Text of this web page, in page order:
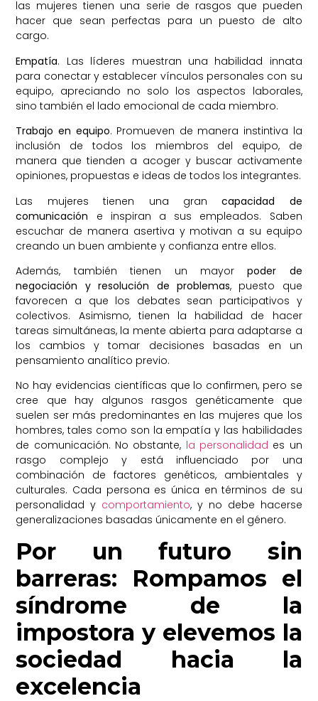
las mujeres tienen una serie de rasgos que pueden
hacer que sean perfectas para un puesto de alto
cargo.
Empatía. Las líderes muestran una habilidad innata
para conectar y establecer vínculos personales con su
equipo, apreciando no solo los aspectos laborales,
sino también el lado emocional de cada miembro.
Trabajo en equipo. Promueven de manera instintiva la
inclusión de todos los miembros del equipo, de
manera que tienden a acoger y buscar activamente
opiniones, propuestas e ideas de todos los integrantes.
Las mujeres tienen una grancapacidad de
comunicación e inspiran a sus empleados. Saben
escuchar de manera asertiva y motivan a su equipo
creando un buen ambiente y confianza entre ellos.
Además, también tienen un mayorpoder de
negociación y resolución de problemas, puesto que
favorecen a que los debates sean participativos y
colectivos. Asimismo, tienen la habilidad de hacer
tareas simultáneas, la mente abierta para adaptarse a
los cambios y tomar decisiones basadas en un
pensamiento analítico previo.
No hay evidencias científicas que lo confirmen, pero se
cree que hay algunos rasgos genéticamente que
suelen ser más predominantes en las mujeres que los
hombres, tales como son la empatía y las habilidades
de comunicación. No obstante, la personalidad es un
rasgo complejo y está influenciado por una
combinación de factores genéticos, ambientales y
culturales. Cada persona es única en términos de su
personalidad y comportamiento, y no debe hacerse
generalizaciones basadas únicamente en el género.
Por un futuro sin
barreras: Rompamos el
síndrome de la
impostora y elevemos la
sociedad hacia la
excelencia